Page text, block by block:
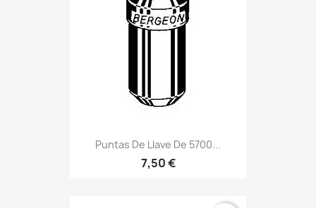
Puntas De Llave De 5700...
7,50 €